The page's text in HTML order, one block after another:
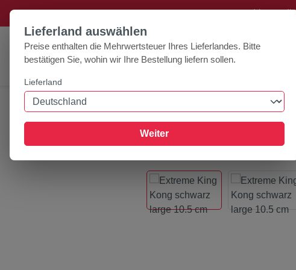
Hauptinhalt springen
Zur Suche springen +++
Home Zubehör Hundespielzeug
Extreme King Kong
Lieferland auswählen
Preise enthalten die Mehrwertsteuer Ihres Lieferlandes. Bitte
bestätigen Sie, wohin wir Ihre Bestellung liefern sollen.
Lieferland
Weiter